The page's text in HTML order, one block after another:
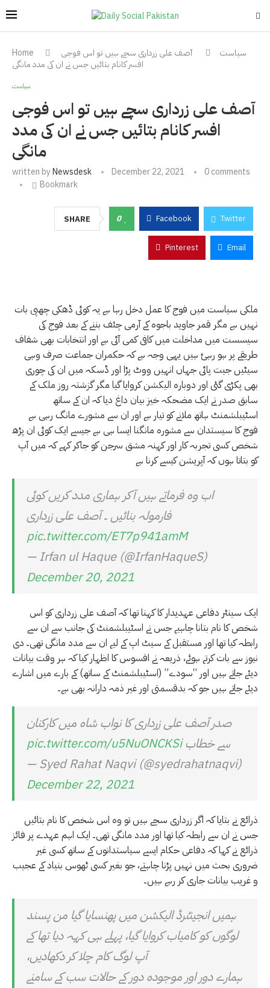
Home سیاست
آصف علی زرداری سچے ہیں تو اس فوجی
افسر کانام بتائیں جس نے ان کی مدد مانگی
سیاست
آصف علی زرداری سچے ہیں تو اس فوجی
افسر کانام بتائیں جس نے ان کی مدد
مانگی
written byNewsdesk December 22, 2021
0 comments
Bookmark
SHARE 0 Facebook Twitter
Pinterest Email
ملکی سیاست میں فوج کا عمل دخل رہا ہے یہ کوئی ڈھکی چھپی بات
نہیں ہے مگر قمر جاوید باجوہ کے آرمی چئف بننے کے بعد فوج کی
سیسست میں مداخلت میں کافی کمی آئی ہے اور انتخابات بھی شفاف
طریقے پر ہو رہئ ہیں یہی وجہ ہے کہ حکمران جماعت صرف وہی
سیٹیں جیت پائی جہاں انہیں ووٹ پڑا اور ڈسکہ میں ان کی چوری
بھی پکڑی گئی اور دوبارہ الیکشن کروایا گیا مگر گزشتہ روز ملک کے
سابق صدر نے ایک مضحکہ خیز بیان داغ دیا کہ ان کے ساتھ
اسٹیبلشمنٹ ہاتھ ملانے کو تیار ہے اور ان سے مشورے مانگ رہی ہے
فوج کا سیستدان سے مشورہ مانگنا ایسا ہی ہے جیسے ایک کوئی ان پڑھ
شخص کسی تجربہ کار اور کہنہ مشق سرجن کو جاکر کہے کہ میں آپ
کو بتاتا ہوں کہ آپریشن کیسے کرنا ہے
اب وہ فرماتے ہیں آکر ہماری مدد کریں کوئی
فارمولہ بنائیں ۔ آصف علی زرداری
pic.twitter.com/ET7p941amM
— Irfan ul Haque (@IrfanHaqueS)
December 20, 2021
ایک سینئر دفاعی عہدیدار کا کہنا تھا کہ آصف علی زرداری کو اس
شخص کا نام بتانا چاہیے جس نے اسٹیبلشمنٹ کی جانب سے ان سے
رابطہ کیا تھا اور مستقبل کے سیٹ اپ کے لیے ان سے مدد مانگی تھی۔ دی
نیوز سے بات کرتے ہوئے، ذریعہ نے افسوس کا اظہار کیا کہ ہر وقت بیانات
دیئے جاتے ہیں اور “سودے” (اسٹیبلشمنٹ کے ساتھ) کے بارے میں اشارے
دیئے جاتے ہیں جو کہ بدقسمتی اور غیر ذمہ دارانہ بھی ہے۔
صدر آصف علی زرداری کا نواب شاہ میں کارکنان
سے خطابpic.twitter.com/u5NuONCKSi
— Syed Rahat Naqvi (@syedrahatnaqvi)
December 22, 2021
ذرائع نے بتایا کہ اگر زرداری سچے ہیں تو وہ اس شخص کا نام بتائیں
جس نے ان سے رابطہ کیا تھا اور مدد مانگی تھی۔ ایک اہم عہدے پر فائز
ذرائع نے کہا کہ دفاعی حکام ایسے سیاستدانوں کے ساتھ کسی غیر
ضروری بحث میں نہیں پڑنا چاہتے، جو بغیر کسی ٹھوس بنیاد کے عجیب
و غریب بیانات جاری کر رہے ہیں۔
ہمیں انجینٸرڈ الیکشن میں پھنسایا گیا من پسند
لوگوں کو کامیاب کروایا گیا، پہلے ہی کہہ دیا تھا کے
آپ لوگ کام چلا کر دکھادیں،
ہمارے دور اور موجودہ دور کے حالات سب کے سامنے